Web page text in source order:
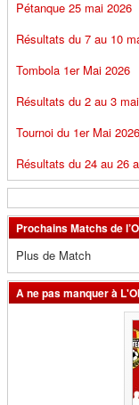
Pétanque 25 mai 2026
Résultats du 7 au 10
Tombola 1er Mai 2026
Résultats du 2 au 3
Tournoi du 1er Mai 2026
Résultats du 24 au 26
Prochains Matchs de
Plus de Match
A ne pas manquer à